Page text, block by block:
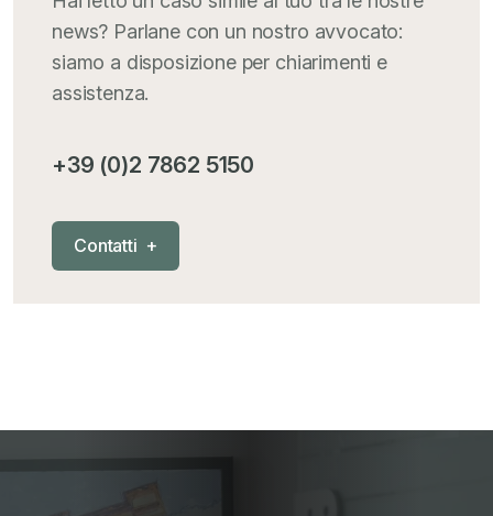
news? Parlane con un nostro avvocato:
siamo a disposizione per chiarimenti e
assistenza.
+39 (0)2 7862 5150
Contatti +